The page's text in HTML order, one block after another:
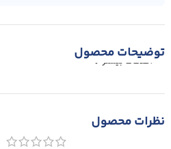
توضیحات محصول
اطلاعات بیشتر
نظرات محصول